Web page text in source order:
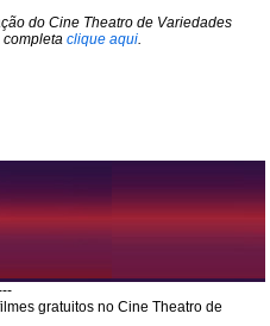
do Cine Theatro de Variedades
completa clique aqui.
gratuitos no Cine Theatro de